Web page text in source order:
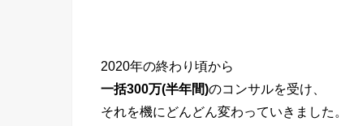
2020年の終わり頃から
一括300万(半年間)のコンサルを受け、
それを機にどんどん変わっていきました。